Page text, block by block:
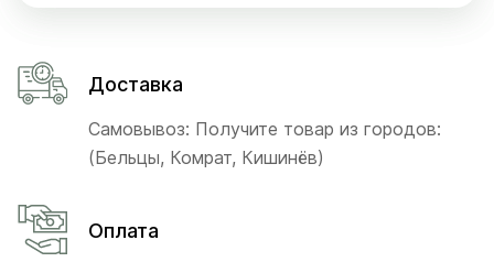
Доставка
Самовывоз: Получите товар из городов:
(Бельцы, Комрат, Кишинёв)
Оплата